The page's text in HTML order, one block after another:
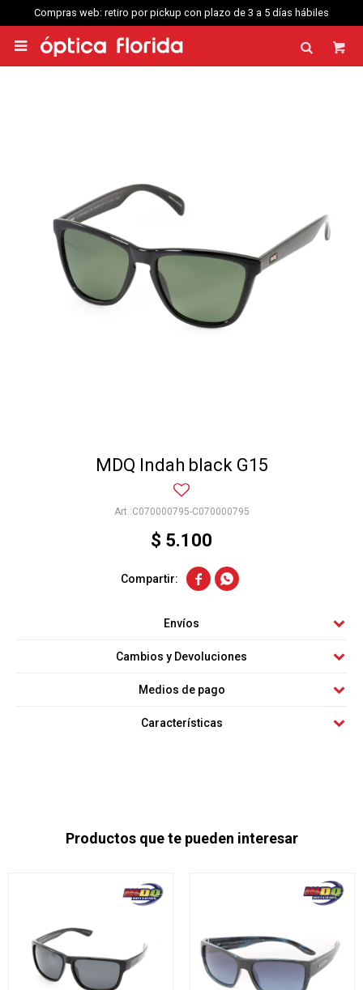
Compras web: retiro por pickup con plazo de 3 a 5 días hábiles

MDQ Indah black G15
C070000795-C070000795
$ 5.100
 
Envíos
Cambios y Devoluciones
Medios de pago
Características
Productos que te pueden interesar